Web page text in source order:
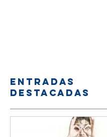
Entradas
destacadas